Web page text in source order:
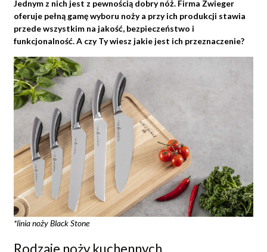
Jednym z nich jest z pewnością dobry nóż. Firma Zwieger
oferuje pełną gamę wyboru noży a przy ich produkcji stawia
przede wszystkim na jakość, bezpieczeństwo i
funkcjonalność. A czy Ty wiesz jakie jest ich przeznaczenie?
*linia noży Black Stone
Rodzaje noży kuchennych